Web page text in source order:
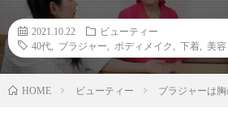
2021.10.22
ビューティー
40代
ブラジャー ボディメイク 下着 美容
HOME ビューティー ブラジャーは